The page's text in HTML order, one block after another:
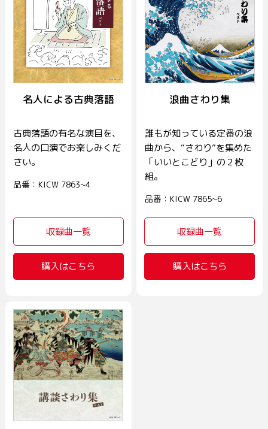
名人による古典落語
古典落語の有名な演目を、
名人の口演でお楽しみくだ
さい。
品番：KICW 7863~4
収録曲一覧
購入はこちら
浪曲さわり集
誰もが知っている定番の浪
曲から、“さわり”を集めた
「いいとこどり」の２枚
組。
品番：KICW 7865~6
収録曲一覧
購入はこちら